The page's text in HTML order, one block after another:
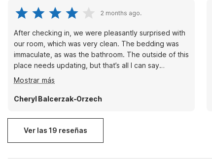
2 months ago.
After checking in, we were pleasantly surprised with
our room, which was very clean. The bedding was
immaculate, as was the bathroom. The outside of this
place needs updating, but that’s all I can say
negatively. The staff has been amazing! They’re
always asking if there’s anything we need, or what
they can do for us. I’m very impressed!
Mostrar más
Cheryl Balcerzak-Orzech
Ver las 19 reseñas